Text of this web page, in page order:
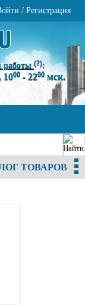
/ Регистрация
работы (?):
1000 - 2200 мск.
ТОВАРОВ